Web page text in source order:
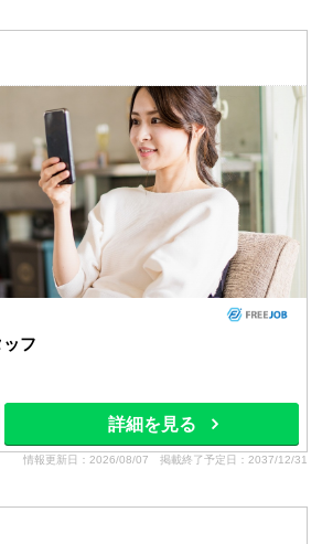
フ
詳細を見る
情報更新日：2026/08/07 掲載終了予定日：2037/12/31